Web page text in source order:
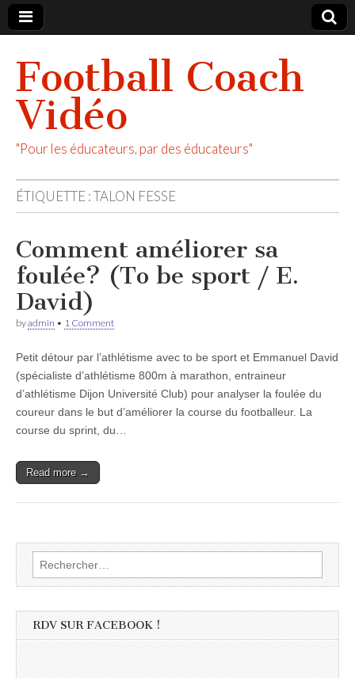
Football Coach
Vidéo
"Pour les éducateurs, par des éducateurs"
ÉTIQUETTE :TALON FESSE
Comment améliorer sa
foulée? (To be sport / E.
David)
byadmin • 1 Comment
Petit détour par l’athlétisme avec to be sport et Emmanuel David
(spécialiste d’athlétisme 800m à marathon, entraineur
d’athlétisme Dijon Université Club) pour analyser la foulée du
coureur dans le but d’améliorer la course du footballeur. La
course du sprint, du…
Read more →
Rechercher :
RDV SUR FACEBOOK !